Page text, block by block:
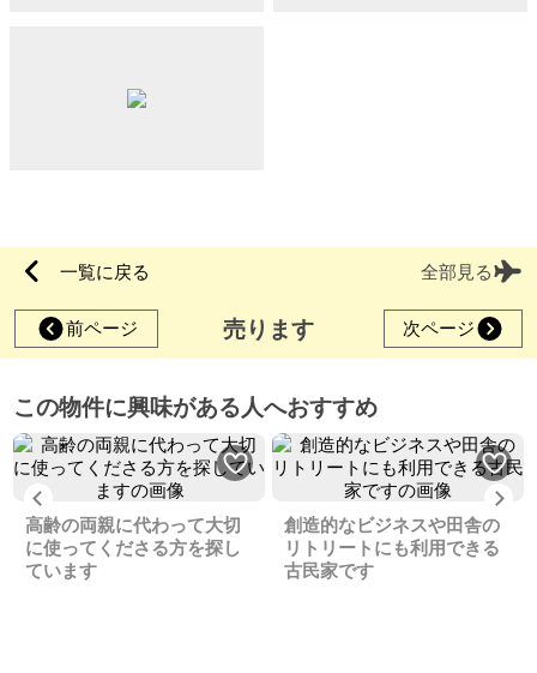
一覧に戻る 全部見る
前ページ 売ります 次ページ
この物件に興味がある人へおすすめ
Previous
高齢の両親に代わって大切
に使ってくださる方を探し
ています
創造的なビジネスや田舎の
リトリートにも利用できる
古民家です